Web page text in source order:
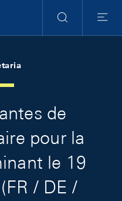
Ricerca
Menu
de
pour la
le 19
/ DE /